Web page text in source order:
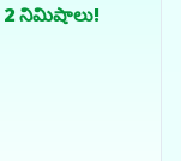
2 నిమిషాలు!